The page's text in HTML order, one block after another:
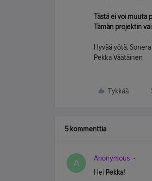
Tästä ei voi muuta
Tämän projektin
Hyvää yötä, Sonera
Pekka Väätäinen
Tykkää
5 kommenttia
A Anonymous
Hei Pekka!